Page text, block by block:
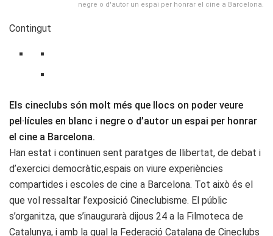
negre o d'autor un espai per honrar el cine a Barcelona.
Contingut
Els cineclubs són molt més que llocs on poder veure
pel·lícules en blanc i negre o d’autor un espai per honrar
el cine a Barcelona.
Han estat i continuen sent paratges de llibertat, de debat i
d’exercici democràtic,espais on viure experiències
compartides i escoles de cine a Barcelona. Tot això és el
que vol ressaltar l’exposició Cineclubisme. El públic
s’organitza, que s’inaugurarà dijous 24 a la Filmoteca de
Catalunya, i amb la qual la Federació Catalana de Cineclubs